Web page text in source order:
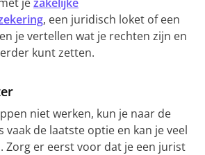
, een juridisch loket of een
je vertellen wat je rechten zijn en
kunt zetten.
niet werken, kun je naar de
vaak de laatste optie en kan je veel
Zorg er eerst voor dat je een jurist